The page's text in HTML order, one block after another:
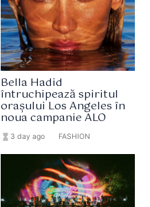
Bella Hadid
întruchipează spiritul
orașului Los Angeles în
noua campanie ALO
hourglass_full 3 day ago FASHION